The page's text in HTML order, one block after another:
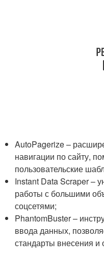
AutoPagerize –
навигации по сайту,
пользовательские
Instant Data Scraper –
работы с большими
соцсетями;
PhantomBuster –
ввода данных,
стандарты внесения